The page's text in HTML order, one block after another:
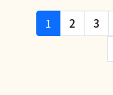
Pagination
1 2 3